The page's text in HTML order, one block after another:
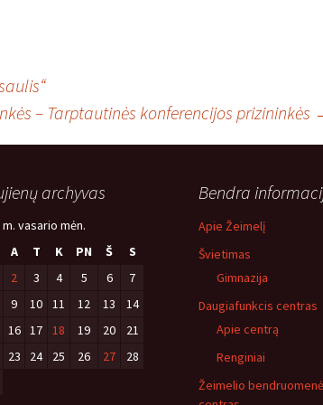
– Tarptautinės konferencijos prizininkės
archyvas
m. vasario mėn.
A T K PN Š
S
2 3 4 5 6
7
9 10 11 12 13
14
16 17 18 19 20
21
23 24 25 26 27
28
Bendra
Apie Žeimelį
Švietimas
Gimnazija
Daugiafunkcis centras
Apie centrą
Renginiai
Žeimelio